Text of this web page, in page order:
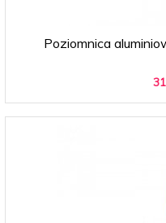
Poziomnica